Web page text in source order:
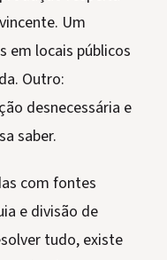
Um
em locais públicos
Outro:
desnecessária e
saber.
com fontes
e divisão de
tudo, existe